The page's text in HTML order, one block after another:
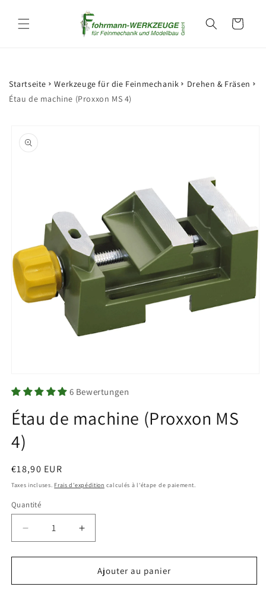
au
Panier
Startseite Werkzeuge für die Feinmechanik
Drehen & Fräsen
Étau de machine (Proxxon MS 4)
informations
produits
le
média
dans
une
modale
6 Bewertungen
Étau de machine (Proxxon MS
4)
Prix
habituel
€18,90 EUR
Taxes incluses. Frais d'expédition calculés à l'étape de paiement.
Quantité
Quantité
Réduire
la
quantité
Étau
Augmenter
la
quantité
Étau
Ajouter au panier